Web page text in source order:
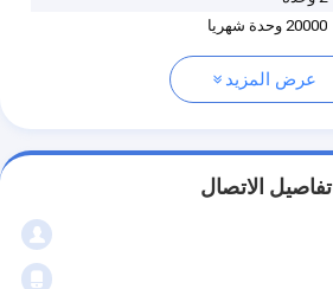
20000 وحدة شهريا
عرض المزيد
تفاصيل الاتصال